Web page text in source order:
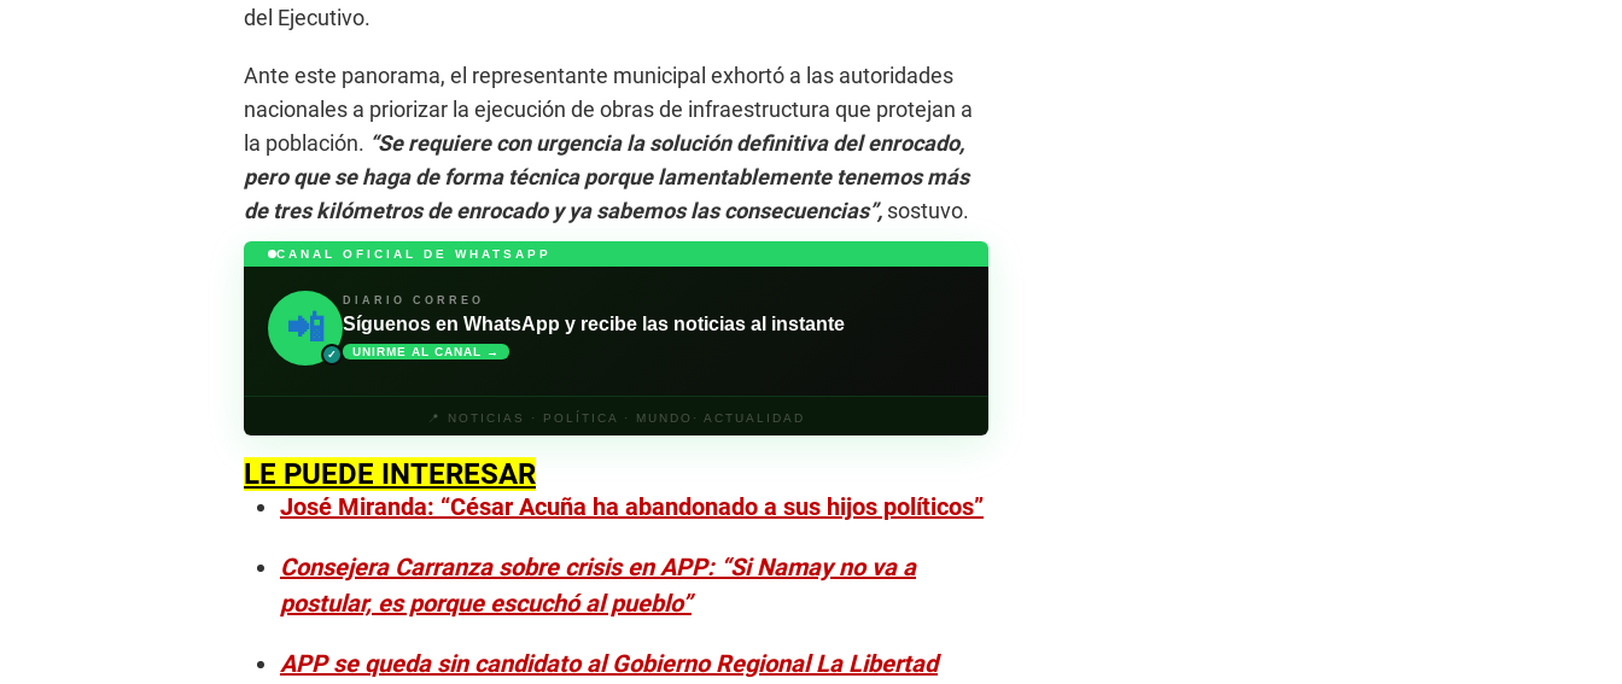
del Ejecutivo.
Ante este panorama, el representante municipal exhortó a las autoridades
nacionales a priorizar la ejecución de obras de infraestructura que protejan a
la población. “Se requiere con urgencia la solución definitiva del enrocado,
pero que se haga de forma técnica porque lamentablemente tenemos más
de tres kilómetros de enrocado y ya sabemos las consecuencias”, sostuvo.
CANAL OFICIAL DE WHATSAPP
📲
✓
DIARIO CORREO
Síguenos en WhatsApp y recibe las noticias al instante
UNIRME AL CANAL →
📍 NOTICIAS · POLÍTICA · MUNDO· ACTUALIDAD
LE PUEDE INTERESAR
José Miranda: “César Acuña ha abandonado a sus hijos políticos”
Consejera Carranza sobre crisis en APP: “Si Namay no va a
postular, es porque escuchó al pueblo”
APP se queda sin candidato al Gobierno Regional La Libertad